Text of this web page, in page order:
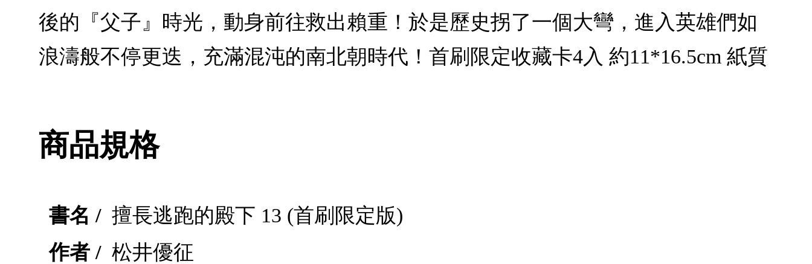
後的『父子』時光，動身前往救出賴重！於是歷史拐了一個大彎，進入英雄們如
浪濤般不停更迭，充滿混沌的南北朝時代！首刷限定收藏卡4入 約11*16.5cm 紙質
商品規格
書名 / 擅長逃跑的殿下 13 (首刷限定版)
作者 / 松井優征